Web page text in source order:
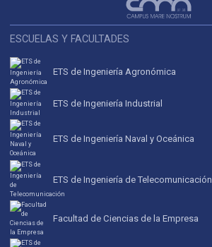
ESCUELAS Y FACULTADES
ETS de Ingeniería Agronómica
ETS de Ingeniería Industrial
ETS de Ingeniería Naval y Oceánica
ETS de Ingeniería de Telecomunicación
Facultad de Ciencias de la Empresa